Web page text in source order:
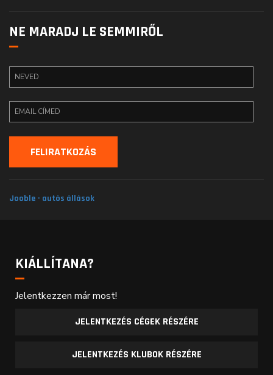
NE MARADJ LE SEMMIRŐL
Jooble - autós állások
KIÁLLÍTANA?
Jelentkezzen már most!
JELENTKEZÉS CÉGEK RÉSZÉRE
JELENTKEZÉS KLUBOK RÉSZÉRE